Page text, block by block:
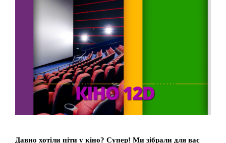
Давно хотіли піти у кіно? Супер! Ми зібрали для вас